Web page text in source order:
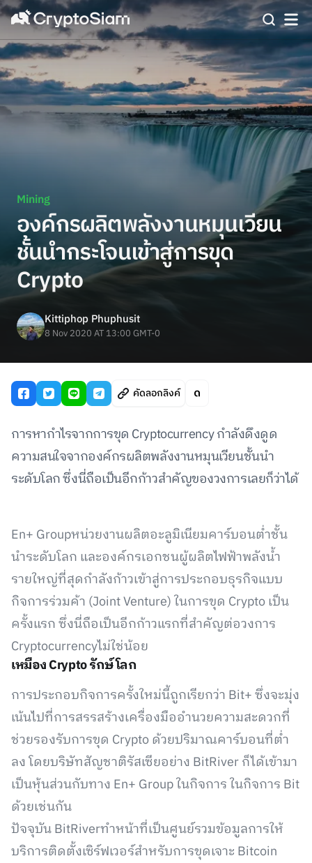
Mining
องค์กรผลิตพลังงานหมุนเวียน
ชั้นนำกระโจนเข้าสู่การขุด
Crypto
Kittiphop Phuphusit
8 Nov 2020 AT 13:00 GMT-0
คัดลอกลิงค์
การหากำไรจากการขุด Cryptocurrency กำลังดึงดูด
ความสนใจจากองค์กรผลิตพลังงานหมุนเวียนชั้นนำ
ระดับโลก ซึ่งนี่ถือเป็นอีกก้าวสำคัญของวงการเลยก็ว่าได้
En+ Groupหน่วยงานผลิตอะลูมิเนียมคาร์บอนต่ำชั้น
นำระดับโลก และองค์กรเอกชนผู้ผลิตไฟฟ้าพลังน้ำ
รายใหญ่ที่สุดกำลังก้าวเข้าสู่การประกอบธุรกิจแบบ
กิจการร่วมค้า (Joint Venture) ในการขุด Crypto เป็น
ครั้งแรก ซึ่งนี่ถือเป็นอีกก้าวแรกที่สำคัญต่อวงการ
Cryptocurrencyไม่ใช่น้อย
เหมือง Crypto รักษ์โลก
การประกอบกิจการครั้งใหม่นี้ถูกเรียกว่า Bit+ ซึ่งจะมุ่ง
เน้นไปที่การสรรสร้างเครื่องมืออำนวยความสะดวกที่
ช่วยรองรับการขุด Crypto ด้วยปริมาณคาร์บอนที่ต่ำ
ลง โดยบริษัทสัญชาติรัสเซียอย่าง BitRiver ก็ได้เข้ามา
เป็นหุ้นส่วนกับทาง En+ Group ในกิจการ ในกิจการ Bit
ด้วยเช่นกัน
ปัจจุบัน BitRiverทำหน้าที่เป็นศูนย์รวมข้อมูลการให้
บริการติดตั้งเซิร์ฟเวอร์สำหรับการขุดเจาะ Bitcoin